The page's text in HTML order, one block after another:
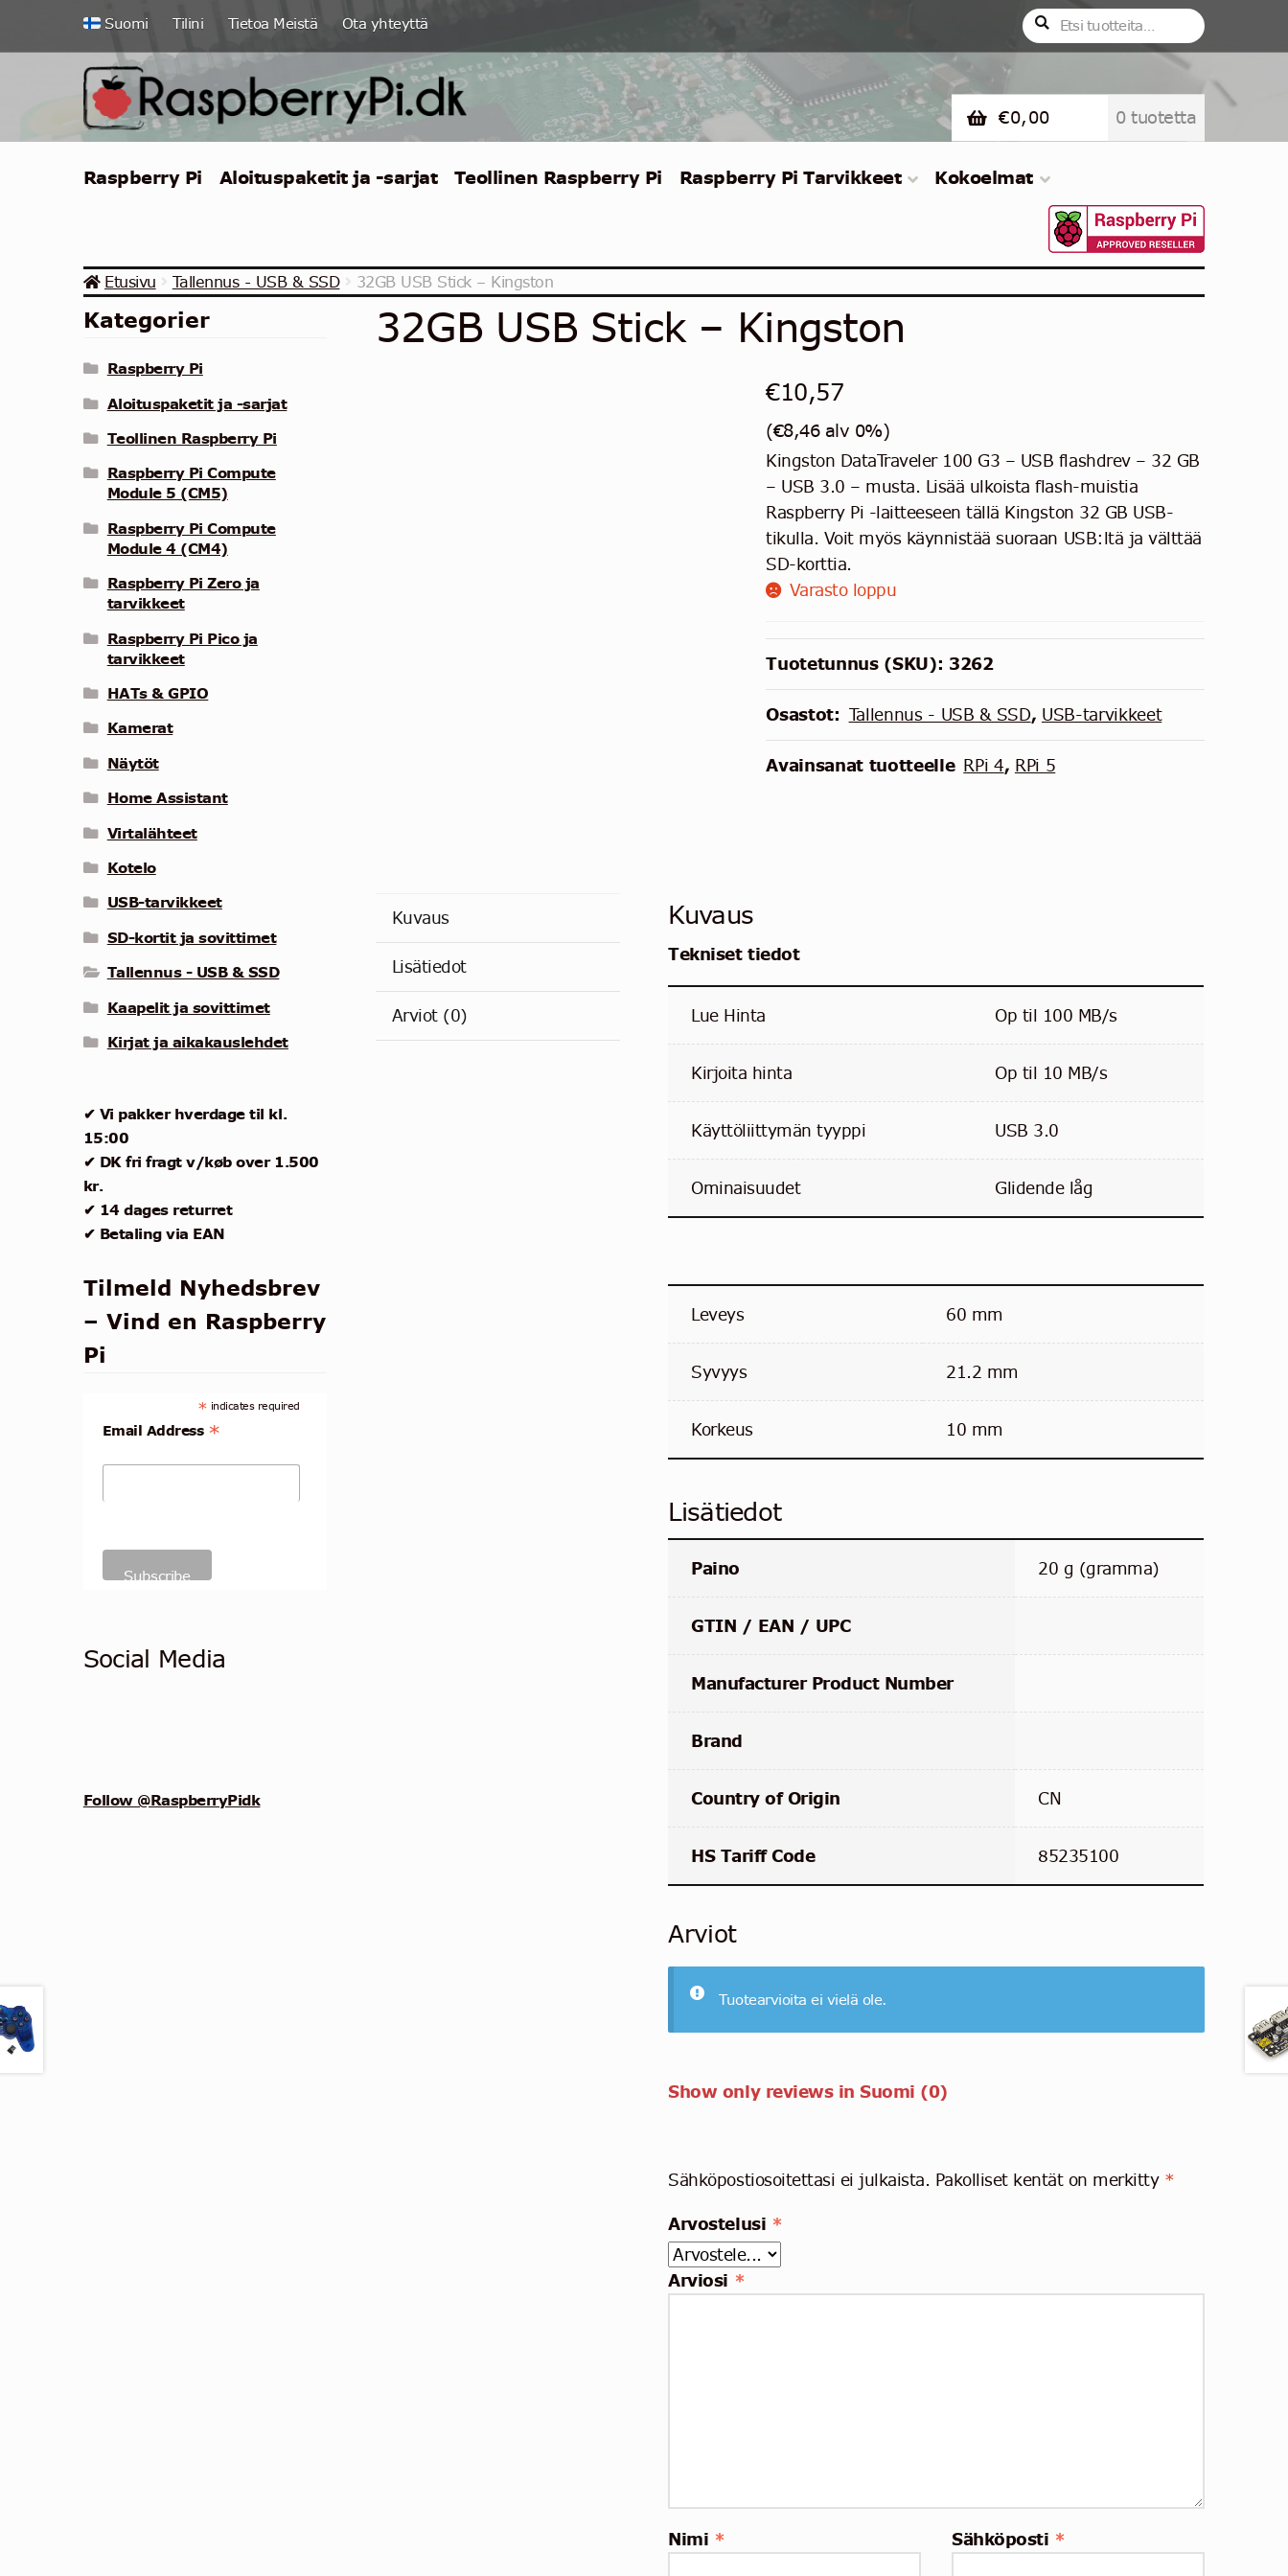
Siirry
SiirrySuomi Tilini Tietoa Meistä Ota yhteyttä
Etsi:
Haku
€0,00 0 tuotetta
Raspberry Pi Aloituspaketit ja -sarjat Teollinen Raspberry Pi Raspberry Pi Tarvikkeet Kokoelmat
Etusivu Tallennus - USB & SSD 32GB USB Stick – Kingston
32GB USB Stick – Kingston
€10,57
(€8,46alv 0%)
Kingston DataTraveler 100 G3 – USB flashdrev – 32 GB
– USB 3.0 – musta. Lisää ulkoista flash-muistia
Raspberry Pi -laitteeseen tällä Kingston 32 GB USB-
tikulla. Voit myös käynnistää suoraan USB:ltä ja välttää
SD-korttia.
Varasto loppu
Tuotetunnus (SKU): 3262
Osastot: Tallennus - USB & SSD, USB-tarvikkeet
Avainsanat tuotteelle RPi 4, RPi 5
Kuvaus
Lisätiedot
Arviot (0)
Kuvaus
Tekniset tiedot
Lue Hinta Op til 100 MB/s
Kirjoita hinta Op til 10 MB/s
Käyttöliittymän tyyppi USB 3.0
Ominaisuudet Glidende låg
Leveys 60 mm
Syvyys 21.2 mm
Korkeus 10 mm
Lisätiedot
Paino 20 g (gramma)
GTIN / EAN / UPC
Manufacturer Product Number
Brand
Country of Origin CN
HS Tariff Code 85235100
Arviot
Tuotearvioita ei vielä ole.
Show only reviews in Suomi (0)
Sähköpostiosoitettasi ei julkaista. Pakolliset kentät on merkitty *
Arvostelusi *
Arviosi *
Nimi * Sähköposti *
Kategorier
Raspberry Pi
Aloituspaketit ja -sarjat
Teollinen Raspberry Pi
Raspberry Pi Compute
Module 5 (CM5)
Raspberry Pi Compute
Module 4 (CM4)
Raspberry Pi Zero ja
tarvikkeet
Raspberry Pi Pico ja
tarvikkeet
HATs & GPIO
Kamerat
Näytöt
Home Assistant
Virtalähteet
Kotelo
USB-tarvikkeet
SD-kortit ja sovittimet
Tallennus - USB & SSD
Kaapelit ja sovittimet
Kirjat ja aikakauslehdet
✔ Vi pakker hverdage til kl.
15:00
✔ DK fri fragt v/køb over 1.500
kr.
✔ 14 dages returret
✔ Betaling via EAN
Tilmeld Nyhedsbrev
– Vind en Raspberry
Pi
* indicates required
Email Address *
Social Media
Follow @RaspberryPidk